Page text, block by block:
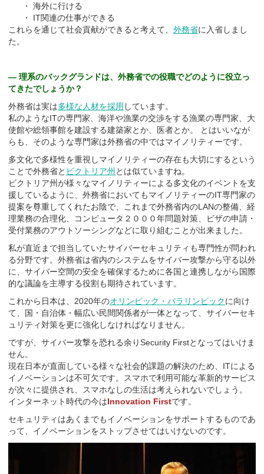
・ 海外に行ける
・ IT関連の仕事ができる
これらを通じて社会貢献ができると考えて、 外務省に入省しまし
た。
― 理系のバックグランドは、外務省での役職でどのように役立っ
てきたでしょうか？
外務省は実は多様な人材を採用 しています。
私のようなITの専門家、海洋や漁業の交渉をする漁業の専門家、大
使館や総領事館を建設する建築家とか、医者とか。 とはいいなが
らも、そのような専門家は外務省の中ではマイノリティーです。
多文化で多様性を重視しマイノリティーの存在も大切にするという
ことで外務省と ビクトリア州 とは似ていますね。
ビクトリア州が様々なマイノリティーによる多文化のイベントを支
援しているように、外務省においてもマイノリティーのIT専門家の
提案を尊重してくれたお陰で、これまで外務省内のLANの整備、経
理業務の合理化、コンピュータ２０００年問題対策、ビザの申請・
受付業務のアウトソーシングなどに取り組むことが出来ました。
私が直近まで担当していたサイバーセキュリティも専門性が問われ
る分野です。外務省は省内のシステムをサイバー攻撃から守る以外
に、サイバー空間の安全を確保するために各国と連携しながら国際
的な議論を主導する役割も期待されています。
これから日本は、2020年のオリンピック・パラリンピックに向け
て、国・自治体・幅広い民間関係者が一体となって、サイバーセキ
ュリティ対策を更に強化しなければなりません。
ですが、サイバー攻撃を恐れる余りSecurity Firstとなってはいけま
せん。
現在日本が直面している様々な社会的課題の解決のため、ITによる
イノベーションは不可欠です。スマホで利用可能な革新的サービス
が次々に提供され、スマホなしの生活は考えられないでしょう。
インターネット時代の今はInnovation Firstです。
セキュリティはあくまでもイノベーションをサポートするものであ
って、イノベーションをストップさせてはいけないのです。